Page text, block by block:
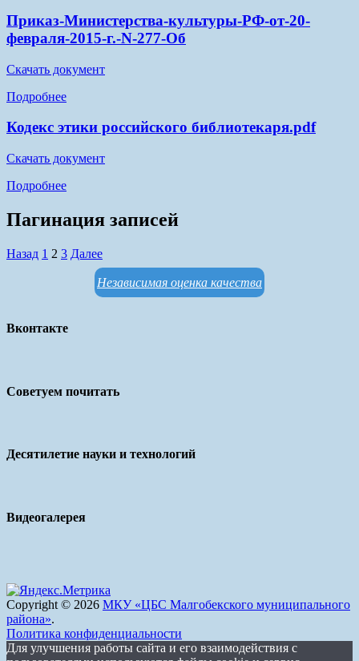
Приказ-Министерства-культуры-РФ-от-20-
февраля-2015-г.-N-277-Об
Скачать документ
Подробнее
Кодекс этики российского библиотекаря.pdf
Скачать документ
Подробнее
Пагинация записей
Назад 1 2 3 Далее
Независимая оценка качества
Вконтакте
Советуем почитать
Десятилетие науки и технологий
Видеогалерея
Copyright © 2026 МКУ «ЦБС Малгобекского муниципального
района».
Политика конфиденциальности
Для улучшения работы сайта и его взаимодействия с